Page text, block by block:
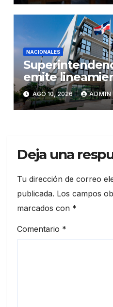
NACIONALES
emite
trato digno en
deudas a
financiero
AGO 10, 2026 ADMIN
Deja una
Tu dirección de correo
publicada. Los campos
marcados con *
Comentario *